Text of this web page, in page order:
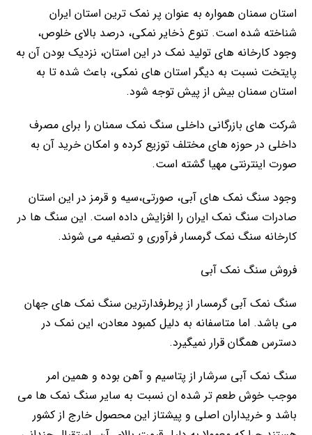
استان سمنان همواره به عنوان پر نمک ترین استان ایران
شناخته شده است. تنوع ذخایر نمکی، درصد بالای خلوص،
وجود کارخانه های تولید نمک در این استان، نزدیک بودن آن به
پایتخت نسبت به دیگر استان های نمکی، باعث شده تا به
استان سمنان بیش از پیش توجه شود.
شرکت های بازرگانی داخلی سنگ نمک سمنان را برای مصرف
داخلی در حوزه های مختلف توزیع کرده و امکان خرید آن به
صورت اینترنتی مهیا گشته است.
وجود سنگ نمک های آبی، صورتی،سیه و قرمز در این استان
صادرات سنگ نمک ایران را افزایش داده است. این سنگ ها در
کارخانه سنگ نمک گرمسار فرآوری و تصفیه می شوند.
فروش سنگ نمک آبی
سنگ نمک آبی گرمسار از پرطرفدارترین سنگ نمک های جهان
می باشد. اما متاسفانه به دلیل کمبود معادن، این نمک در
دسترس همگان قرار نمیگیرد.
سنگ نمک آبی سرشار از پتاسیم و آهن بوده و همین امر
موجب خوش طعم تر شده ان نسبت به سایر سنگ نمک ها می
باشد و خریداران اصلی و پیشتاز این محصول خارج از کشور